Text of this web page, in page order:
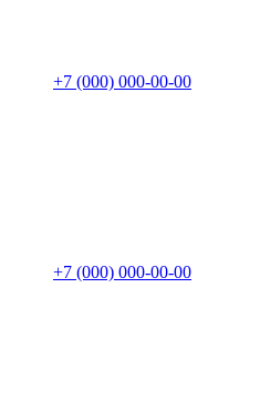
+7 (000) 000-00-00
+7 (000) 000-00-00